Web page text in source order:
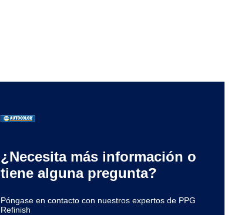
¿Necesita más información o
tiene alguna pregunta?
Póngase en contacto con nuestros expertos de PPG
Refinish